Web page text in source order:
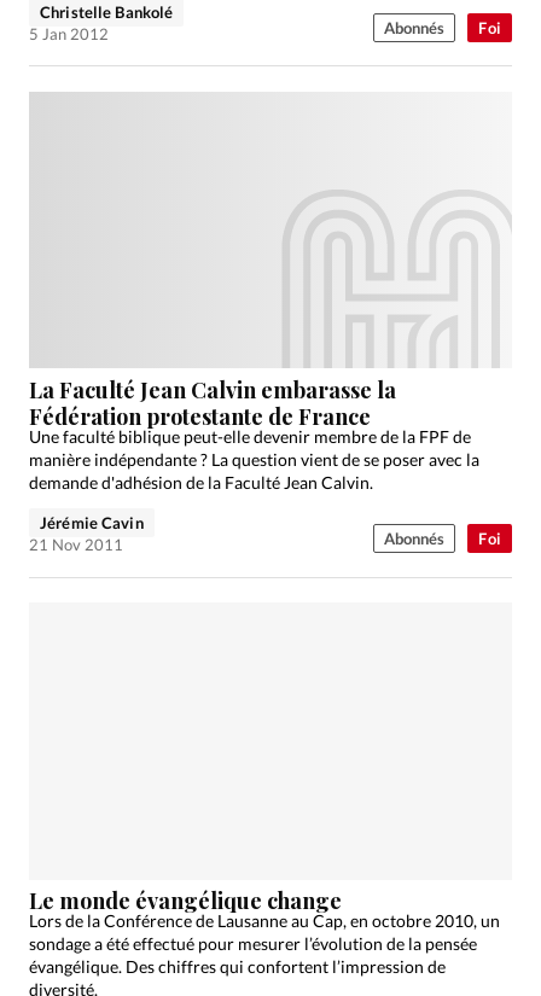
Foi
Christelle Bankolé
5 Jan 2012
Abonnés
Foi
La Faculté Jean Calvin embarasse la
Fédération protestante de France
Une faculté biblique peut-elle devenir membre de la FPF de
manière indépendante ? La question vient de se poser avec la
demande d'adhésion de la Faculté Jean Calvin.
Jérémie Cavin
21 Nov 2011
Abonnés
Le monde évangélique change
Lors de la Conférence de Lausanne au Cap, en octobre 2010, un
sondage a été effectué pour mesurer l’évolution de la pensée
évangélique. Des chiffres qui confortent l’impression de
diversité.